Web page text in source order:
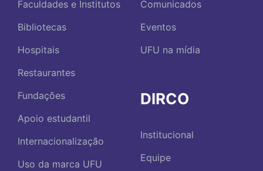
Faculdades e Institutos
Bibliotecas
Hospitais
Restaurantes
Fundações
Apoio estudantil
Internacionalização
Uso da marca UFU
Comunicados
Eventos
UFU na mídia
DIRCO
Institucional
Equipe